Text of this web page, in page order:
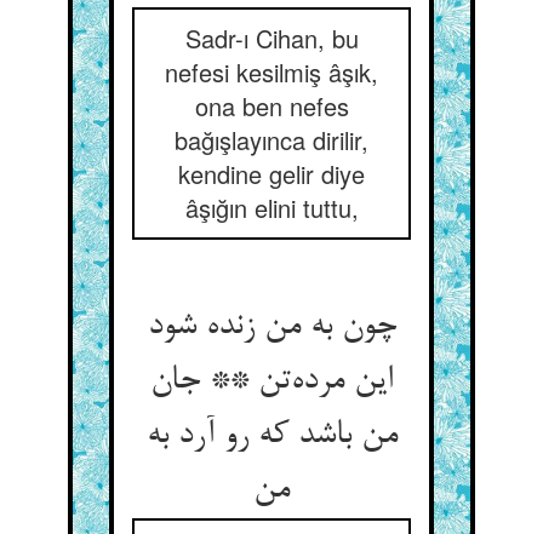
Sadr-ı Cihan, bu
nefesi kesilmiş âşık,
ona ben nefes
bağışlayınca dirilir,
kendine gelir diye
âşığın elini tuttu,
چون به من زنده شود
این مرده‌تن ** جان
من باشد که رو آرد به
من